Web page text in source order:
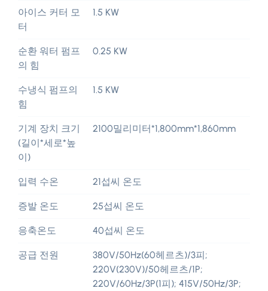
아이스 커터 모
터
1.5 KW
순환 워터 펌프
의 힘
0.25 KW
수냉식 펌프의
힘
1.5 KW
기계 장치 크기
(길이*세로*높
이)
2100밀리미터*1,800mm*1,860mm
입력 수온 21섭씨 온도
증발 온도 25섭씨 온도
응축온도 40섭씨 온도
공급 전원
380V/50Hz(60헤르츠)/3피;
220V(230V)/50헤르츠/1P;
220V/60Hz/3P(1피); 415V/50Hz/3P;